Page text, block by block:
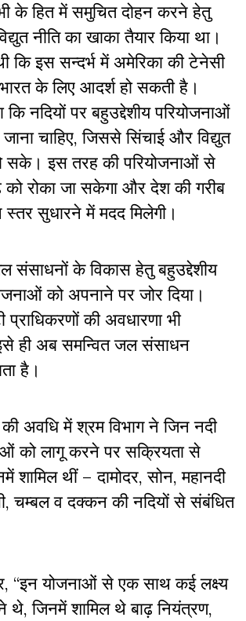
के हित में समुचित दोहन करने हेतु
नीति का खाका तैयार किया था।
कि इस सन्दर्भ में अमेरिका की टेनेसी
के लिए आदर्श हो सकती है।
नदियों पर बहुउद्देशीय परियोजनाओं
जाना चाहिए, जिससे सिंचाई और विद्युत
सके। इस तरह की परियोजनाओं से
रोका जा सकेगा और देश की गरीब
सुधारने में मदद मिलेगी।
के विकास हेतु बहुउद्देशीय
को अपनाने पर जोर दिया।
प्राधिकरणों की अवधारणा भी
ही अब समन्वित जल संसाधन
है।
अवधि में श्रम विभाग ने जिन नदी
को लागू करने पर सक्रियता से
शामिल थीं – दामोदर, सोन, महानदी
चम्बल व दक्कन की नदियों से संबंधित
“इन योजनाओं से एक साथ कई लक्ष्य
थे, जिनमें शामिल थे बाढ़ नियंत्रण,